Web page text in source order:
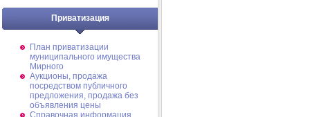
Приватизация
План приватизации
муниципального имущества
Мирного
Аукционы, продажа
посредством публичного
предложения, продажа без
объявления цены
Справочная информация